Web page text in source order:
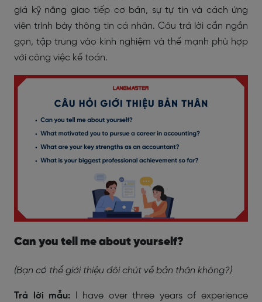
giá kỹ năng giao tiếp cơ bản, sự tự tin và cách ứng
viên trình bày thông tin cá nhân. Câu trả lời cần ngắn
gọn, tập trung vào kinh nghiệm và thế mạnh phù hợp
với công việc kế toán.
Can you tell me about yourself?
(Bạn có thể giới thiệu đôi chút về bản thân không?)
Trả lời mẫu:
I have over three years of experience